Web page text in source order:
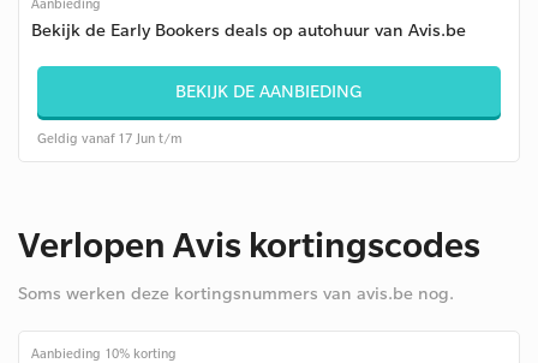
Aanbieding
Bekijk de Early Bookers deals op autohuur van Avis.be
BEKIJK DE AANBIEDING
Geldig vanaf 17 Jun t/m
Verlopen Avis kortingscodes
Soms werken deze kortingsnummers van avis.be nog.
Aanbieding 10% korting